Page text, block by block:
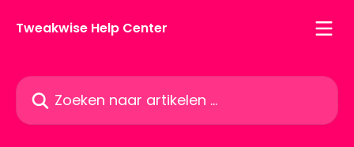
Tweakwise Help Center
Zoeken naar artikelen ...